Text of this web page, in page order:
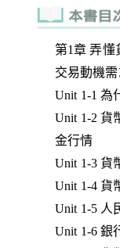
第1章 弄懂
交易動機需
Unit 1-1 為
Unit 1-2 貨
金行情
Unit 1-3 貨
Unit 1-4 貨
Unit 1-5 人
Unit 1-6 銀